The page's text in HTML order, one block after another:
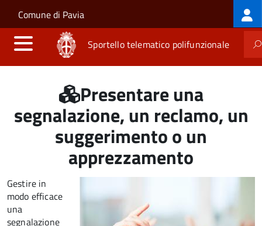
Salta al contenuto principale
Skip to site navigation
Comune di Pavia
Sportello telematico polifunzionale
Presentare una
segnalazione, un reclamo, un
suggerimento o un
apprezzamento
Gestire in
modo efficace
una
segnalazione